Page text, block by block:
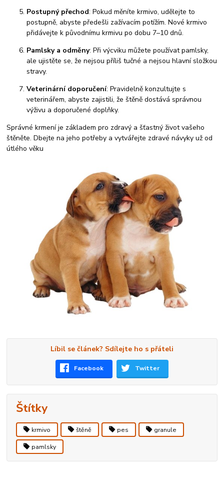
Postupný přechod: Pokud měníte krmivo, udělejte to
postupně, abyste předešli zažívacím potížím. Nové krmivo
přidávejte k původnímu krmivu po dobu 7–10 dnů.
Pamlsky a odměny: Při výcviku můžete používat pamlsky,
ale ujistěte se, že nejsou příliš tučné a nejsou hlavní složkou
stravy.
Veterinární doporučení: Pravidelně konzultujte s
veterinářem, abyste zajistili, že štěně dostává správnou
výživu a doporučené doplňky.
Správné krmení je základem pro zdravý a šťastný život vašeho
štěněte. Dbejte na jeho potřeby a vytvářejte zdravé návyky už od
útlého věku
Líbil se článek? Sdílejte ho s přáteli
Facebook Twitter
Štítky
krmivo štěně pes granule
pamlsky